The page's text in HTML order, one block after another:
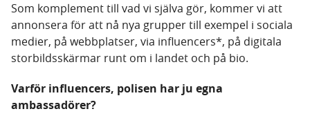
Som komplement till vad vi själva gör, kommer vi att
annonsera för att nå nya grupper till exempel i sociala
medier, på webbplatser, via influencers*, på digitala
storbildsskärmar runt om i landet och på bio.
Varför influencers, polisen har ju egna
ambassadörer?